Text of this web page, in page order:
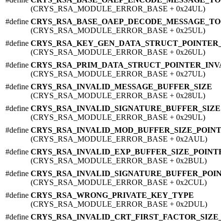
(CRYS_RSA_MODULE_ERROR_BASE + 0x24UL)
#define
(CRYS_RSA_MODULE_ERROR_BASE + 0x25UL)
#define
(CRYS_RSA_MODULE_ERROR_BASE + 0x26UL)
#define
(CRYS_RSA_MODULE_ERROR_BASE + 0x27UL)
#define CRYS_RSA_INVALID_MESSAGE_BUFFER_SIZE
(CRYS_RSA_MODULE_ERROR_BASE + 0x28UL)
#define CRYS_RSA_INVALID_SIGNATURE_BUFFER_SIZE
(CRYS_RSA_MODULE_ERROR_BASE + 0x29UL)
#define
(CRYS_RSA_MODULE_ERROR_BASE + 0x2AUL)
#define
(CRYS_RSA_MODULE_ERROR_BASE + 0x2BUL)
#define
(CRYS_RSA_MODULE_ERROR_BASE + 0x2CUL)
#define CRYS_RSA_WRONG_PRIVATE_KEY_TYPE
(CRYS_RSA_MODULE_ERROR_BASE + 0x2DUL)
#define